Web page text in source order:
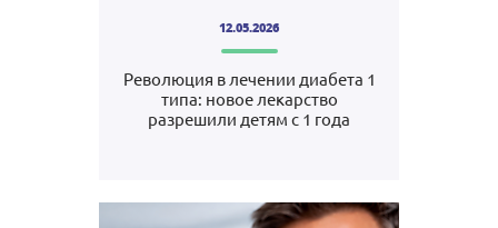
12.05.2026
Революция в лечении диабета 1
типа: новое лекарство
разрешили детям с 1 года